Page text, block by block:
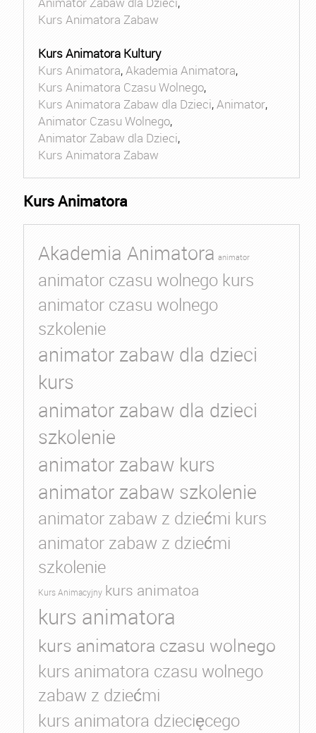
Kurs Animatora Zabaw
Kurs Animatora Kultury
Kurs Animatora,Akademia Animatora,
Kurs Animatora Czasu Wolnego,
Kurs Animatora Zabaw dla Dzieci,Animator,
Animator Czasu Wolnego,
Animator Zabaw dla Dzieci,
Kurs Animatora Zabaw
Kurs Animatora
Akademia Animatora animator
animator czasu wolnego kurs
animator czasu wolnego
szkolenie
animator zabaw dla dzieci
kurs
animator zabaw dla dzieci
szkolenie
animator zabaw kurs
animator zabaw szkolenie
animator zabaw z dziećmi kurs
animator zabaw z dziećmi
szkolenie
Kurs Animacyjny kurs animatoa
kurs animatora
kurs animatora czasu wolnego
kurs animatora czasu wolnego
zabaw z dziećmi
kurs animatora dziecięcego